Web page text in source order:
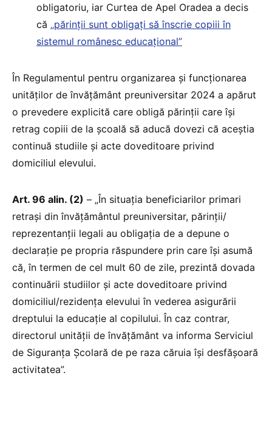
obligatoriu, iar Curtea de Apel Oradea a decis
că „părinții sunt obligați să înscrie copiii în
sistemul românesc educațional”
În Regulamentul pentru organizarea și funcționarea
unităților de învățământ preuniversitar 2024 a apărut
o prevedere explicită care obligă părinții care își
retrag copiii de la școală să aducă dovezi că aceștia
continuă studiile și acte doveditoare privind
domiciliul elevului.
Art. 96 alin. (2) – „În situația beneficiarilor primari
retrași din învățământul preuniversitar, părinții/
reprezentanții legali au obligația de a depune o
declarație pe propria răspundere prin care își asumă
că, în termen de cel mult 60 de zile, prezintă dovada
continuării studiilor și acte doveditoare privind
domiciliul/rezidența elevului în vederea asigurării
dreptului la educație al copilului. În caz contrar,
directorul unității de învățământ va informa Serviciul
de Siguranța Școlară de pe raza căruia își desfășoară
activitatea”.